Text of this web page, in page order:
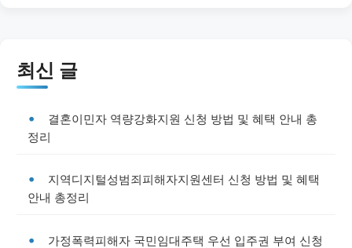
최신 글
결혼이민자 역량강화지원 신청 방법 및 혜택 안내 총
정리
지역디지털성범죄피해자지원센터 신청 방법 및 혜택
안내 총정리
가정폭력피해자 국민임대주택 우선 입주권 부여 신청